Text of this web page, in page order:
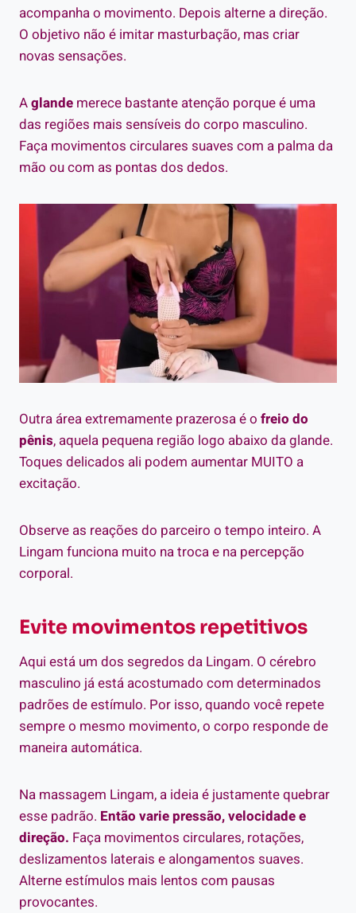
acompanha o movimento. Depois alterne a direção.
O objetivo não é imitar masturbação, mas criar
novas sensações.
Aglande merece bastante atenção porque é uma
das regiões mais sensíveis do corpo masculino.
Faça movimentos circulares suaves com a palma da
mão ou com as pontas dos dedos.
Outra área extremamente prazerosa é o freio do
pênis, aquela pequena região logo abaixo da glande.
Toques delicados ali podem aumentar MUITO a
excitação.
Observe as reações do parceiro o tempo inteiro. A
Lingam funciona muito na troca e na percepção
corporal.
Evite movimentos repetitivos
Aqui está um dos segredos da Lingam. O cérebro
masculino já está acostumado com determinados
padrões de estímulo. Por isso, quando você repete
sempre o mesmo movimento, o corpo responde de
maneira automática.
Na massagem Lingam, a ideia é justamente quebrar
esse padrão. Então varie pressão, velocidade e
direção. Faça movimentos circulares, rotações,
deslizamentos laterais e alongamentos suaves.
Alterne estímulos mais lentos com pausas
provocantes.